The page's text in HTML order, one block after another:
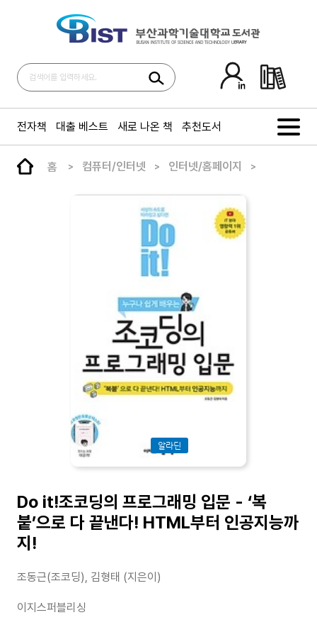
전자책 대출 베스트 새로 나온 책 추천도서
홈 컴퓨터/인터넷 인터넷/홈페이지
알라딘
Do it!조코딩의 프로그래밍 입문 - ‘복
붙’으로 다 끝낸다! HTML부터 인공지능까
지!
조동근(조코딩), 김형태 (지은이)
이지스퍼블리싱